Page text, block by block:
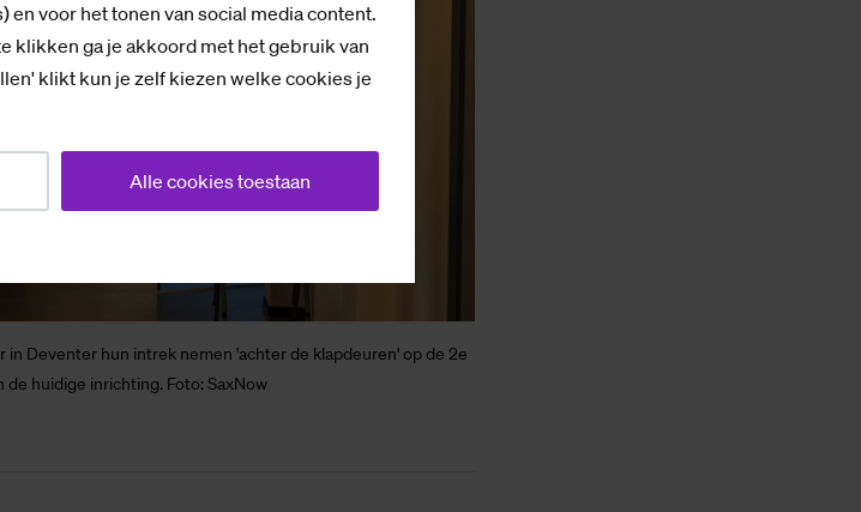
en voor het tonen van social media content.
klikken ga je akkoord met het gebruik van
klikt kun je zelf kiezen welke cookies je
Alle cookies toestaan
Deventer hun intrek nemen 'achter de klapdeuren' op de 2e
huidige inrichting. Foto: SaxNow